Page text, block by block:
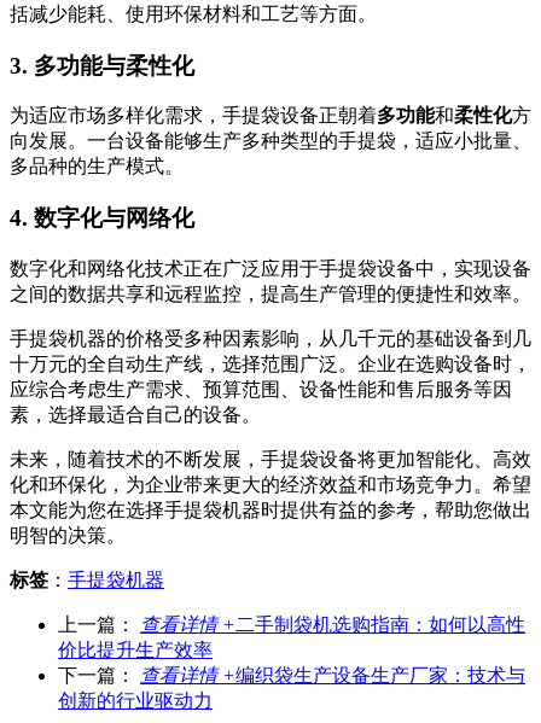
括减少能耗、使用环保材料和工艺等方面。
3. 多功能与柔性化
为适应市场多样化需求，手提袋设备正朝着多功能和柔性化方
向发展。一台设备能够生产多种类型的手提袋，适应小批量、
多品种的生产模式。
4. 数字化与网络化
数字化和网络化技术正在广泛应用于手提袋设备中，实现设备
之间的数据共享和远程监控，提高生产管理的便捷性和效率。
手提袋机器的价格受多种因素影响，从几千元的基础设备到几
十万元的全自动生产线，选择范围广泛。企业在选购设备时，
应综合考虑生产需求、预算范围、设备性能和售后服务等因
素，选择最适合自己的设备。
未来，随着技术的不断发展，手提袋设备将更加智能化、高效
化和环保化，为企业带来更大的经济效益和市场竞争力。希望
本文能为您在选择手提袋机器时提供有益的参考，帮助您做出
明智的决策。
标签 ： 手提袋机器
上一篇： 查看详情 +二手制袋机选购指南：如何以高性
价比提升生产效率
下一篇：
查看详情 +编织袋生产设备生产厂家：技术与
创新的行业驱动力